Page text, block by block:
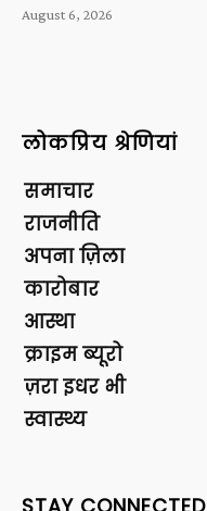
August 6, 2026
लोकप्रिय श्रेणियां
समाचार
राजनीति
अपना ज़िला
कारोबार
आस्था
क्राइम ब्यूरो
ज़रा इधर भी
स्वास्थ्य